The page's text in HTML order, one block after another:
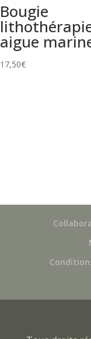
Bougie
aigue
17,50€